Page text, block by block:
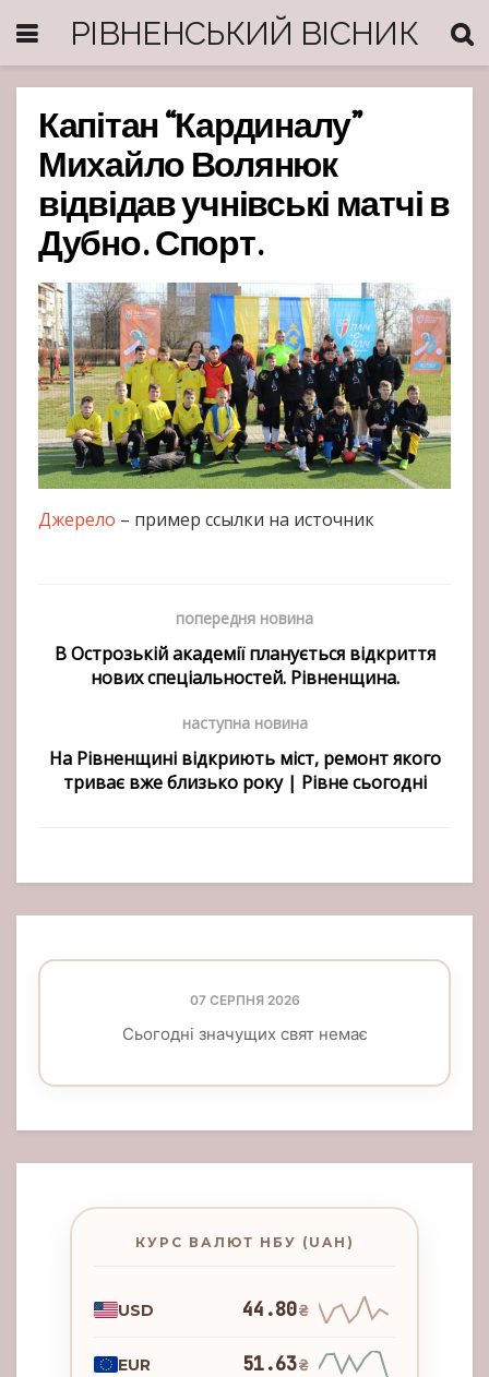
РІВНЕНСЬКИЙ ВІСНИК
Капітан “Кардиналу”
Михайло Волянюк
відвідав учнівські матчі в
Дубно. Спорт.
Джерело – пример ссылки на источник
попередня новина
В Острозькій академії планується відкриття
нових спеціальностей. Рівненщина.
наступна новина
На Рівненщині відкриють міст, ремонт якого
триває вже близько року | Рівне сьогодні
07 СЕРПНЯ 2026
Сьогодні значущих свят немає
КУРС ВАЛЮТ НБУ (UAH)
USD 44.80₴
EUR 51.63₴